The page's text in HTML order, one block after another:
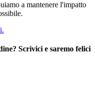
a mantenere l'impatto
Scrivici e saremo felici